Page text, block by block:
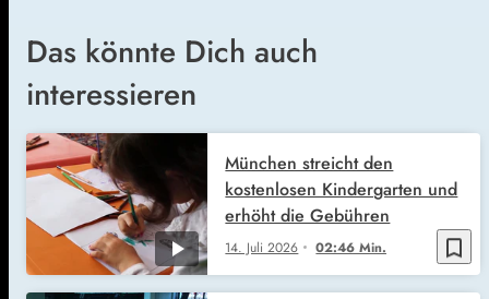
Das könnte Dich auch
interessieren
bookmark_border
14. Juli 2026 02:46 Min.
München streicht den
kostenlosen Kindergarten und
erhöht die Gebühren